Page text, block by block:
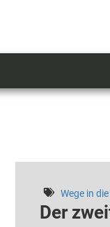
Wege in
Der